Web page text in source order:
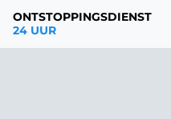
ONTSTOPPINGSDIENST
24 UUR